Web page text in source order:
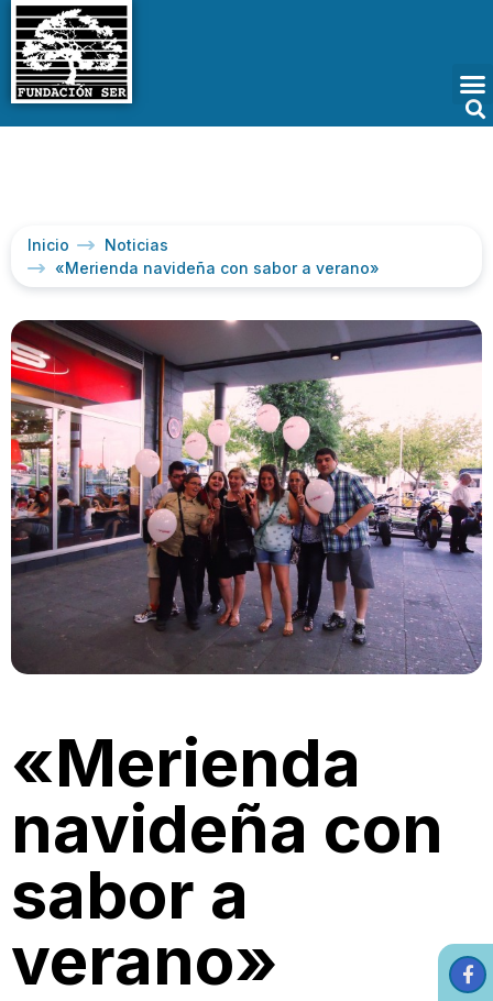
Inicio
Noticias
«Merienda navideña con sabor a verano»
«Merienda
navideña con
sabor a
verano»